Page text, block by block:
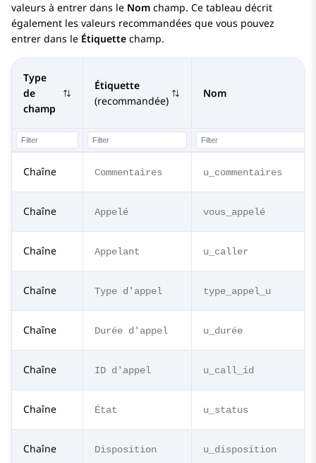
valeurs à entrer dans le Nom champ. Ce tableau décrit
également les valeurs recommandées que vous pouvez
entrer dans le Étiquette champ.
Type
de
champ
Étiquette
(recommandée)
Nom
Chaîne Commentaires u_commentaires
Chaîne Appelé vous_appelé
Chaîne Appelant u_caller
Chaîne Type d'appel type_appel_u
Chaîne Durée d'appel u_durée
Chaîne ID d'appel u_call_id
Chaîne État u_status
Chaîne Disposition u_disposition